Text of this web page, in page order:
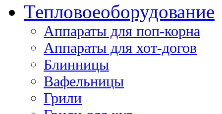
Тепловоеоборудование
Аппараты для поп-корна
Аппараты для хот-догов
Блинницы
Вафельницы
Грили